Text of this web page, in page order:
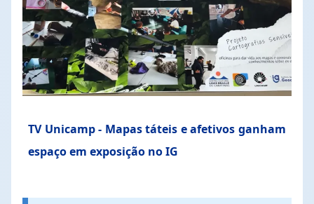
TV Unicamp - Mapas táteis e afetivos ganham
espaço em exposição no IG